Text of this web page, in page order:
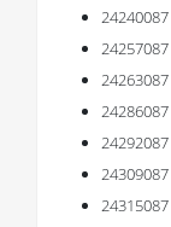
24240087
24257087
24263087
24286087
24292087
24309087
24315087